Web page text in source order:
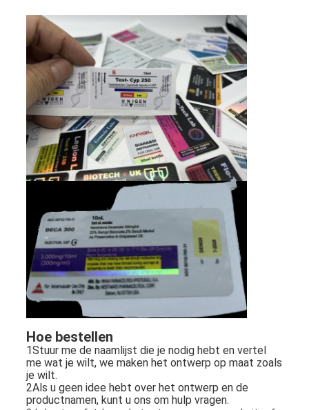
Hoe bestellen
1Stuur me de naamlijst die je nodig hebt en vertel
me wat je wilt, we maken het ontwerp op maat zoals
je wilt.
2Als u geen idee hebt over het ontwerp en de
productnamen, kunt u ons om hulp vragen.